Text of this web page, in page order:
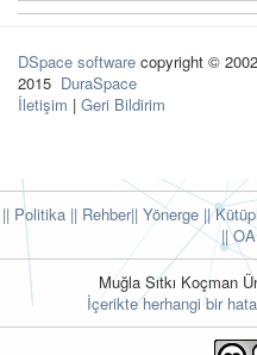
DSpace software copyright ©
2015 DuraSpace
İletişim | Geri Bildirim
|| Politika || Rehber|| Yönerge ||
||
Muğla Sıtkı Koçman
İçerikte herhangi bir